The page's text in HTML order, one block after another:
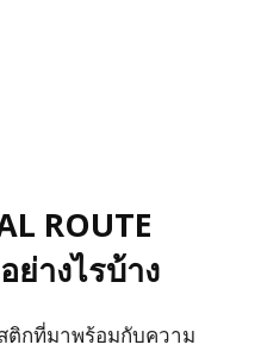
ROUTE
ย่างไรบ้าง
ติกที่มาพร้อมกับความ